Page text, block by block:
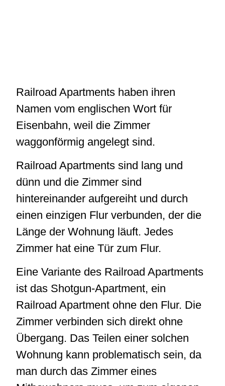
Railroad Apartments haben ihren
Namen vom englischen Wort für
Eisenbahn, weil die Zimmer
waggonförmig angelegt sind.
Railroad Apartments sind lang und
dünn und die Zimmer sind
hintereinander aufgereiht und durch
einen einzigen Flur verbunden, der die
Länge der Wohnung läuft. Jedes
Zimmer hat eine Tür zum Flur.
Eine Variante des Railroad Apartments
ist das Shotgun-Apartment, ein
Railroad Apartment ohne den Flur. Die
Zimmer verbinden sich direkt ohne
Übergang. Das Teilen einer solchen
Wohnung kann problematisch sein, da
man durch das Zimmer eines